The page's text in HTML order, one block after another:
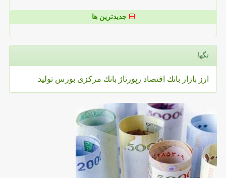
جدیدترین ها
تگها
ارز بازار بانك اقتصاد رپورتاژ بانك مركزی بورس تولید